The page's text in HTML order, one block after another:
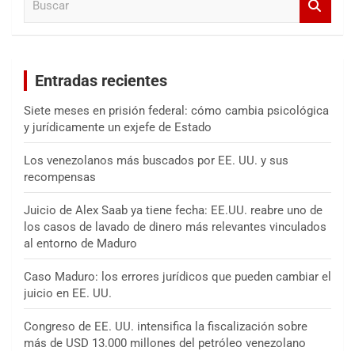
Entradas recientes
Siete meses en prisión federal: cómo cambia psicológica
y jurídicamente un exjefe de Estado
Los venezolanos más buscados por EE. UU. y sus
recompensas
Juicio de Alex Saab ya tiene fecha: EE.UU. reabre uno de
los casos de lavado de dinero más relevantes vinculados
al entorno de Maduro
Caso Maduro: los errores jurídicos que pueden cambiar el
juicio en EE. UU.
Congreso de EE. UU. intensifica la fiscalización sobre
más de USD 13.000 millones del petróleo venezolano